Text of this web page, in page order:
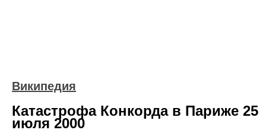
Википедия
Катастрофа Конкорда в Париже 25
июля 2000